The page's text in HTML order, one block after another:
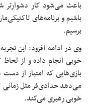
باعث می‌شود کار دشوارتر
باشیم و برنامه‌های
برسیم.
وی در ادامه افزود: این
خوبی انجام داده و از
بازی‌هایی که امتیاز از
می‌دهد حدادی‌فر مثل زمانی
خوبی رهبری می‌کند.